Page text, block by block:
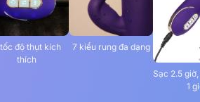
độ thụt kích
thích
7 kiểu rung đa dạng
Sạc 2.5
1